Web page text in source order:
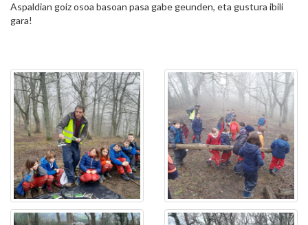
Aspaldian goiz osoa basoan pasa gabe geunden, eta gustura ibili
gara!